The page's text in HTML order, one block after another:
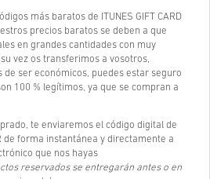
más baratos de ITUNES GIFT CARD
precios baratos se deben a que
en grandes cantidades con muy
vez os transferimos a vosotros,
de ser económicos, puedes estar seguro
100 % legítimos, ya que se compran a
te enviaremos el código digital de
de forma instantánea y directamente a
que nos hayas
reservados se entregarán antes o en